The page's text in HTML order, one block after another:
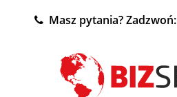
Masz pytania? Zadzwoń: